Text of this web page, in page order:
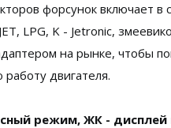
форсунок включает в
LPG, K - Jetronic,
на рынке, чтобы
двигателя.
режим, ЖК - дисплей